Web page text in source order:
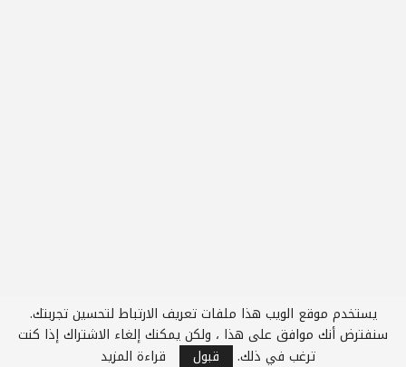
يستخدم موقع الويب هذا ملفات تعريف الارتباط لتحسين تجربتك.
سنفترض أنك موافق على هذا ، ولكن يمكنك إلغاء الاشتراك إذا كنت
ترغب في ذلك.
قبول قراءة المزيد